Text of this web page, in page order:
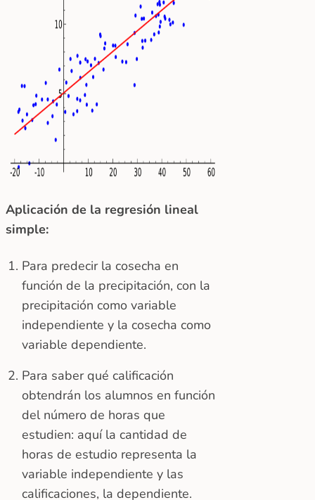
Aplicación de la regresión lineal
simple:
Para predecir la cosecha en
función de la precipitación, con la
precipitación como variable
independiente y la cosecha como
variable dependiente.
Para saber qué calificación
obtendrán los alumnos en función
del número de horas que
estudien: aquí la cantidad de
horas de estudio representa la
variable independiente y las
calificaciones, la dependiente.